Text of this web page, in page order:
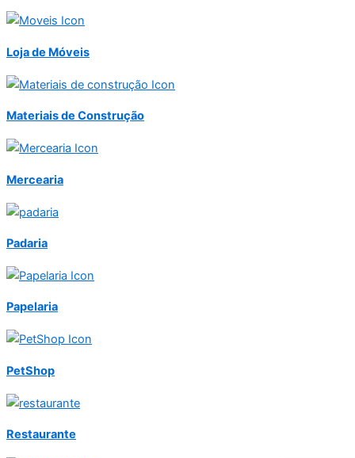
Loja de Móveis
Materiais de Construção
Mercearia
Padaria
Papelaria
PetShop
Restaurante